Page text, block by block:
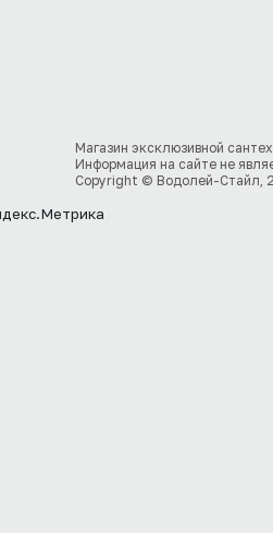
Магазин эксклюзивной
Информация на сайте не
Copyright © Водолей-Стайл,